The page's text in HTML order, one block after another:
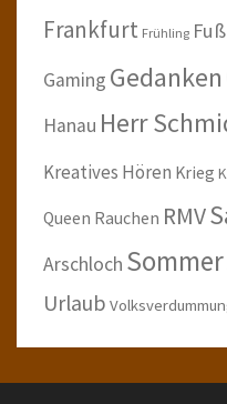
Frankfurt Frühling
Gaming Gedanken
Hanau Herr
Kreatives Hören Krieg
Queen Rauchen RMV
Arschloch Sommer
Urlaub